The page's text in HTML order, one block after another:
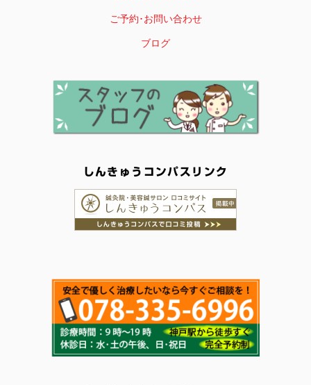
ご予約･お問い合わせ
ブログ
しんきゅうコンパスリンク